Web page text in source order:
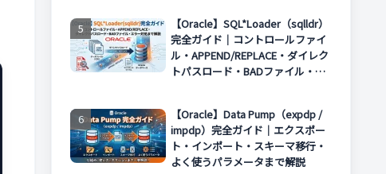
【Oracle】SQL*Loader（sqlldr）
完全ガイド｜コントロールファイ
ル・APPEND/REPLACE・ダイレク
トパスロード・BADファイル・エ
【Oracle】Data Pump（expdp /
impdp）完全ガイド｜エクスポー
ト・インポート・スキーマ移行・
よく使うパラメータまで解説